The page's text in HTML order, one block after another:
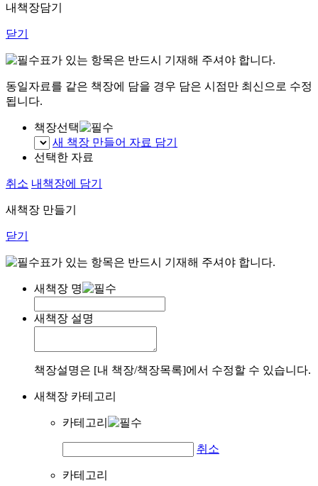
내책장담기
닫기
표가 있는 항목은 반드시 기재해 주셔야 합니다.
동일자료를 같은 책장에 담을 경우 담은 시점만 최신으로 수정
됩니다.
책장선택
새 책장 만들어 자료 담기
선택한 자료
취소 내책장에 담기
새책장 만들기
닫기
표가 있는 항목은 반드시 기재해 주셔야 합니다.
새책장 명
새책장 설명
책장설명은 [내 책장/책장목록]에서 수정할 수 있습니다.
새책장 카테고리
카테고리
취소
카테고리